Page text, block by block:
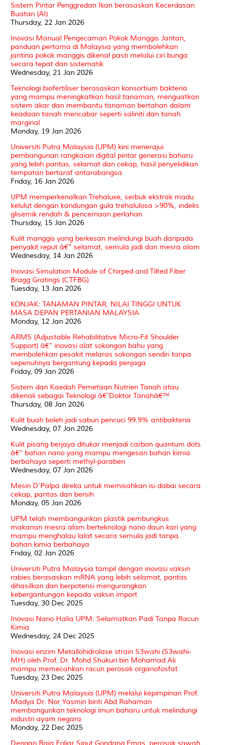
Sistem Pintar Penggredan Ikan berasaskan Kecerdasan
Buatan (AI)
Thursday, 22 Jan 2026
Inovasi Manual Pengecaman Pokok Manggis Jantan,
panduan pertama di Malaysia yang membolehkan
jantina pokok manggis dikenal pasti melalui ciri bunga
secara tepat dan sistematik
Wednesday, 21 Jan 2026
Teknologi biofertiliser berasaskan konsortium bakteria
yang mampu meningkatkan hasil tanaman, menguatkan
sistem akar dan membantu tanaman bertahan dalam
keadaan tanah mencabar seperti saliniti dan tanah
marginal
Monday, 19 Jan 2026
Universiti Putra Malaysia (UPM) kini menerajui
pembangunan rangkaian digital pintar generasi baharu
yang lebih pantas, selamat dan cekap, hasil penyelidikan
tempatan bertaraf antarabangsa
Friday, 16 Jan 2026
UPM memperkenalkan Trehaluxe, serbuk ekstrak madu
kelulut dengan kandungan gula trehalulosa >90%, indeks
glisemik rendah & pencernaan perlahan
Thursday, 15 Jan 2026
Kulit manggis yang berkesan melindungi buah daripada
penyakit reput â€” selamat, semula jadi dan mesra alam
Wednesday, 14 Jan 2026
Inovasi Simulation Module of Chirped and Tilted Fiber
Bragg Gratings (CTFBG)
Tuesday, 13 Jan 2026
KONJAK: TANAMAN PINTAR, NILAI TINGGI UNTUK
MASA DEPAN PERTANIAN MALAYSIA
Monday, 12 Jan 2026
ARMS (Adjustable Rehabilitative Micro-Fit Shoulder
Support) â€“ inovasi alat sokongan bahu yang
membolehkan pesakit melaras sokongan sendiri tanpa
sepenuhnya bergantung kepada penjaga
Friday, 09 Jan 2026
Sistem dan Kaedah Pemetaan Nutrien Tanah atau
dikenali sebagai Teknologi â€˜Doktor Tanahâ€™
Thursday, 08 Jan 2026
Kulit buah boleh jadi sabun pencuci 99.9% antibakteria
Wednesday, 07 Jan 2026
Kulit pisang berjaya ditukar menjadi carbon quantum dots
â€“ bahan nano yang mampu mengesan bahan kimia
berbahaya seperti methyl-paraben
Wednesday, 07 Jan 2026
Mesin D'Palpa direka untuk memisahkan isi dabai secara
cekap, pantas dan bersih
Monday, 05 Jan 2026
UPM telah membangunkan plastik pembungkus
makanan mesra alam berteknologi nano daun kari yang
mampu menghalau lalat secara semula jadi tanpa
bahan kimia berbahaya
Friday, 02 Jan 2026
Universiti Putra Malaysia tampil dengan inovasi vaksin
rabies berasaskan mRNA yang lebih selamat, pantas
dihasilkan dan berpotensi mengurangkan
kebergantungan kepada vaksin import
Tuesday, 30 Dec 2025
Inovasi Nano Halia UPM: Selamatkan Padi Tanpa Racun
Kimia
Wednesday, 24 Dec 2025
Inovasi enzim Metallohidrolase strain S3wahi (S3wahi-
MH) oleh Prof. Dr. Mohd Shukuri bin Mohamad Ali
mampu memecahkan racun perosak organofosfat
Tuesday, 23 Dec 2025
Universiti Putra Malaysia (UPM) melalui kepimpinan Prof.
Madya Dr. Nor Yasmin binti Abd Rahaman
membangunkan teknologi imun baharu untuk melindungi
industri ayam negara
Monday, 22 Dec 2025
Dengan Baja Foliar Siput Gondang Emas, perosak sawah